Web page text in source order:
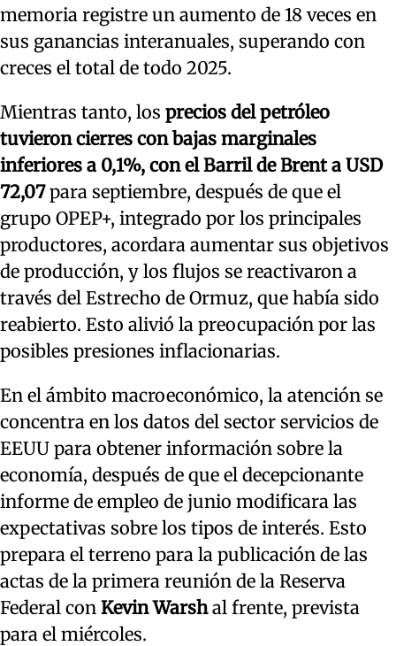
memoria registre un aumento de 18 veces en
sus ganancias interanuales, superando con
creces el total de todo 2025.
Mientras tanto, los precios del petróleo
tuvieron cierres con bajas marginales
inferiores a 0,1%, con el Barril de Brent a USD
72,07para septiembre, después de que el
grupo OPEP+, integrado por los principales
productores, acordara aumentar sus objetivos
de producción, y los flujos se reactivaron a
través del Estrecho de Ormuz, que había sido
reabierto. Esto alivió la preocupación por las
posibles presiones inflacionarias.
En el ámbito macroeconómico, la atención se
concentra en los datos del sector servicios de
EEUU para obtener información sobre la
economía, después de que el decepcionante
informe de empleo de junio modificara las
expectativas sobre los tipos de interés. Esto
prepara el terreno para la publicación de las
actas de la primera reunión de la Reserva
Federal con Kevin Warshal frente, prevista
para el miércoles.